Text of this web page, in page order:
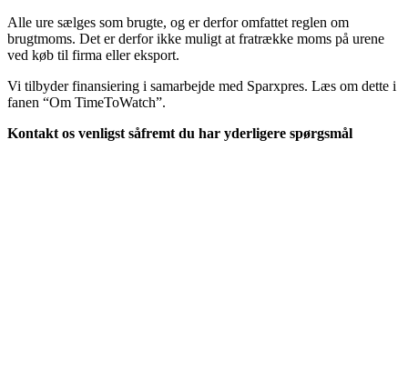
Alle ure sælges som brugte, og er derfor omfattet reglen om
brugtmoms. Det er derfor ikke muligt at fratrække moms på urene
ved køb til firma eller eksport.
Vi tilbyder finansiering i samarbejde med Sparxpres. Læs om dette i
fanen “Om TimeToWatch”.
Kontakt os venligst såfremt du har yderligere spørgsmål